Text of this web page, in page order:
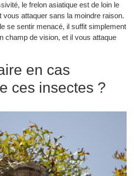
le frelon asiatique est de loin le
vous attaquer sans la moindre raison.
se sentir menacé, il suffit simplement
champ de vision, et il vous attaque
en cas
ces insectes ?